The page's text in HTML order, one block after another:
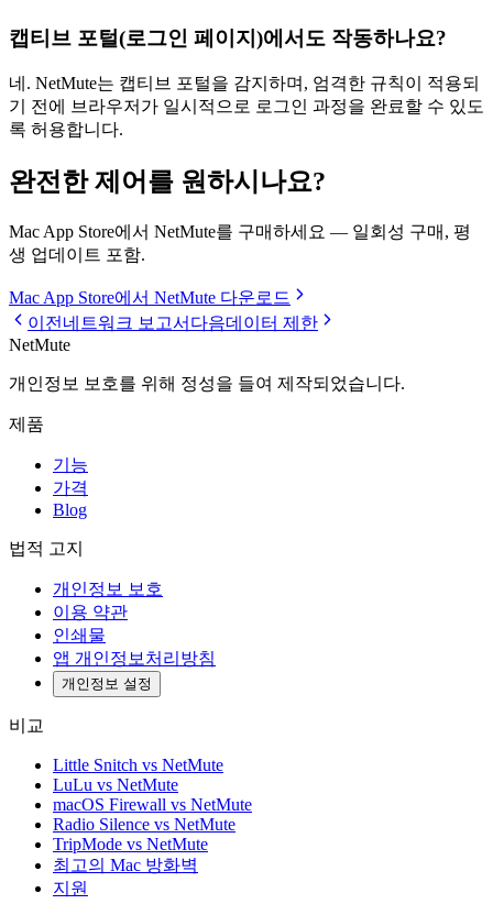
캡티브 포털(로그인 페이지)에서도 작동하나요?
네. NetMute는 캡티브 포털을 감지하며, 엄격한 규칙이 적용되
기 전에 브라우저가 일시적으로 로그인 과정을 완료할 수 있도
록 허용합니다.
완전한 제어를 원하시나요?
Mac App Store에서 NetMute를 구매하세요 — 일회성 구매, 평
생 업데이트 포함.
Mac App Store에서 NetMute 다운로드
이전 네트워크 보고서 다음데이터 제한
NetMute
개인정보 보호를 위해 정성을 들여 제작되었습니다.
제품
기능
가격
Blog
법적 고지
개인정보 보호
이용 약관
인쇄물
앱 개인정보처리방침
개인정보 설정
비교
Little Snitch vs NetMute
LuLu vs NetMute
macOS Firewall vs NetMute
Radio Silence vs NetMute
TripMode vs NetMute
최고의 Mac 방화벽
지원